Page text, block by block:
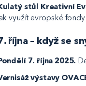
stůl Kreativní
využít evropské
října – když se
7. října 2025.
výstavy